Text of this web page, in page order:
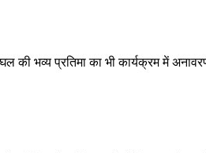
की भव्य प्रतिमा का भी कार्यक्रम में